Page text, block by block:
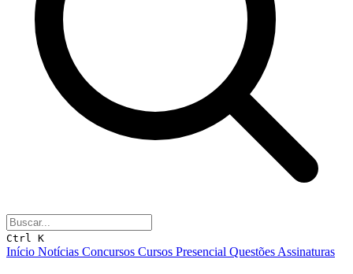
Ctrl K
Início Notícias Concursos Cursos Presencial Questões Assinaturas